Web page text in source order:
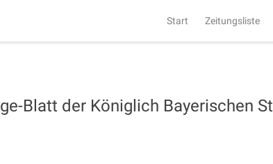
Start Zeitungsliste
Blatt der Königlich Bayerischen